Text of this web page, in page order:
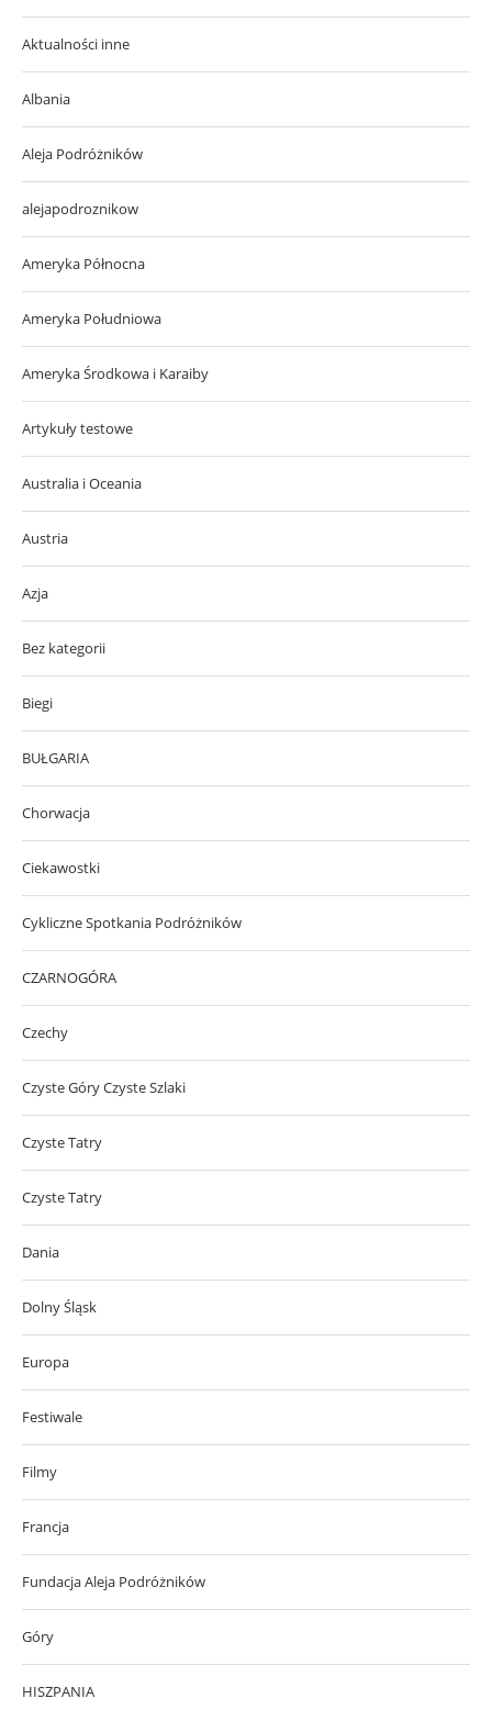
Aktualności inne
Albania
Aleja Podróżników
alejapodroznikow
Ameryka Północna
Ameryka Południowa
Ameryka Środkowa i Karaiby
Artykuły testowe
Australia i Oceania
Austria
Azja
Bez kategorii
Biegi
BUŁGARIA
Chorwacja
Ciekawostki
Cykliczne Spotkania Podróżników
CZARNOGÓRA
Czechy
Czyste Góry Czyste Szlaki
Czyste Tatry
Czyste Tatry
Dania
Dolny Śląsk
Europa
Festiwale
Filmy
Francja
Fundacja Aleja Podróżników
Góry
HISZPANIA